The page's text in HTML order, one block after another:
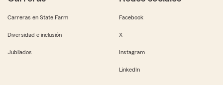
Carreras en State Farm
Diversidad e inclusión
Jubilados
Facebook
X
Instagram
LinkedIn